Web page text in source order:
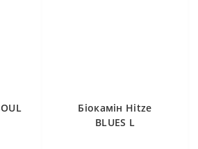
Біокамін Hitze
BLUES L